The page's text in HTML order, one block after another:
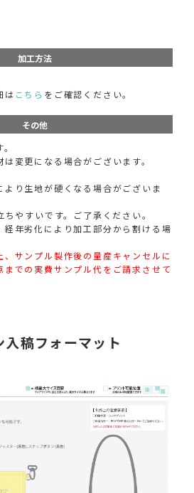
加工方法
は こちら をご確認ください。
その他
変更になる場合がございます。
より生地が硬くなる場合がございま
やすいです。ご了承ください。
経年劣化により加工部分から割ける場
サンプル製作後の量産キャンセルに
までの実費サンプル代をご請求させて
入稿フォーマット